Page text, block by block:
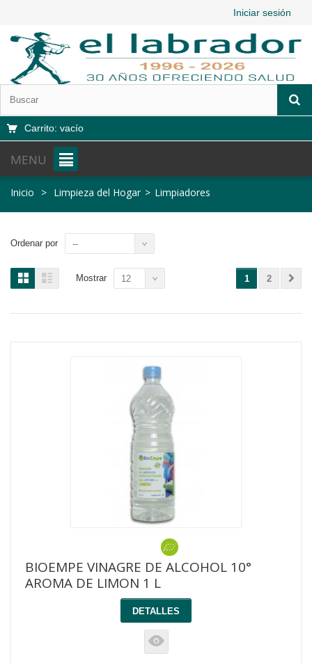
Iniciar sesión
Carrito: vacío
MENU
Inicio > Limpieza del Hogar > Limpiadores
Ordenar por --
Mostrar 12 1 2
BIOEMPE VINAGRE DE ALCOHOL 10°
AROMA DE LIMON 1 L
DETALLES
K